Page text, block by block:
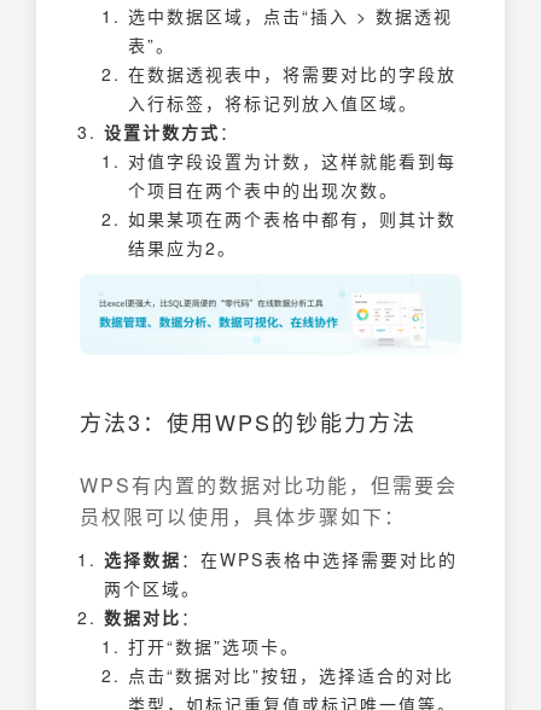
选中数据区域，点击“插入 > 数据透视
表”。
在数据透视表中，将需要对比的字段放
入行标签，将标记列放入值区域。
设置计数方式 ：
对值字段设置为计数，这样就能看到每
个项目在两个表中的出现次数。
如果某项在两个表格中都有，则其计数
结果应为2。
方法3：使用WPS的钞能力方法
WPS有内置的数据对比功能，但需要会
员权限可以使用，具体步骤如下：
选择数据 ：在WPS表格中选择需要对比的
两个区域。
数据对比 ：
打开“数据”选项卡。
点击“数据对比”按钮，选择适合的对比
类型，如标记重复值或标记唯一值等。